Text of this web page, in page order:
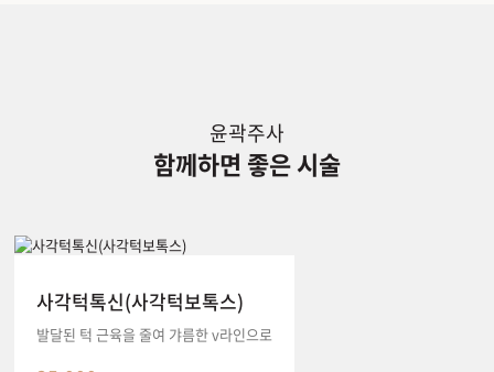
윤곽주사
함께하면 좋은 시술
사각턱톡신(사각턱보톡스)
발달된 턱 근육을 줄여 갸름한 v라인으로